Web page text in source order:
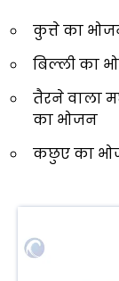
कुत्ते का
बिल्ली का
तैरने वाला
का भोजन
कछुए का